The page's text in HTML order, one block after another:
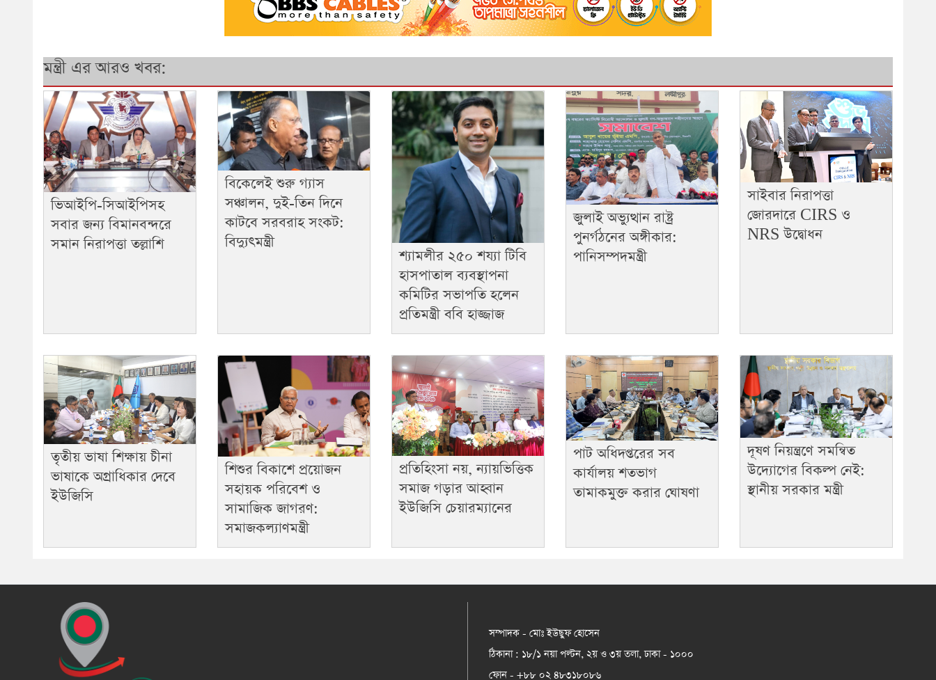
মন্ত্রী এর আরও খবর:
ভিআইপি-সিআইপিসহ
সবার জন্য বিমানবন্দরে
সমান নিরাপত্তা তল্লাশি
বিকেলেই শুরু গ্যাস
সঞ্চালন, দুই-তিন দিনে
কাটবে সরবরাহ সংকট:
বিদ্যুৎমন্ত্রী
শ্যামলীর ২৫০ শয্যা টিবি
হাসপাতাল ব্যবস্থাপনা
কমিটির সভাপতি হলেন
প্রতিমন্ত্রী ববি হাজ্জাজ
জুলাই অভ্যুত্থান রাষ্ট্র
পুনর্গঠনের অঙ্গীকার:
পানিসম্পদমন্ত্রী
সাইবার নিরাপত্তা
জোরদারে CIRS ও
NRS উদ্বোধন
তৃতীয় ভাষা শিক্ষায় চীনা
ভাষাকে অগ্রাধিকার দেবে
ইউজিসি
শিশুর বিকাশে প্রয়োজন
সহায়ক পরিবেশ ও
সামাজিক জাগরণ:
সমাজকল্যাণমন্ত্রী
প্রতিহিংসা নয়, ন্যায়ভিত্তিক
সমাজ গড়ার আহ্বান
ইউজিসি চেয়ারম্যানের
পাট অধিদপ্তরের সব
কার্যালয় শতভাগ
তামাকমুক্ত করার ঘোষণা
দূষণ নিয়ন্ত্রণে সমন্বিত
উদ্যোগের বিকল্প নেই:
স্থানীয় সরকার মন্ত্রী
সম্পাদক - মোঃ ইউছুফ হোসেন
ঠিকানা : ১৮/১ নয়া পল্টন, ২য় ও ৩য় তলা, ঢাকা - ১০০০
ফোন - +৮৮ ০২ ৪৮৩১৮০৮৬